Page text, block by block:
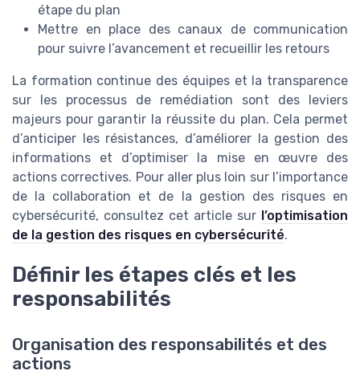
étape du plan
Mettre en place des canaux de communication
pour suivre l’avancement et recueillir les retours
La formation continue des équipes et la transparence
sur les processus de remédiation sont des leviers
majeurs pour garantir la réussite du plan. Cela permet
d’anticiper les résistances, d’améliorer la gestion des
informations et d’optimiser la mise en œuvre des
actions correctives. Pour aller plus loin sur l’importance
de la collaboration et de la gestion des risques en
cybersécurité, consultez cet article sur l’optimisation
de la gestion des risques en cybersécurité.
Définir les étapes clés et les
responsabilités
Organisation des responsabilités et des
actions